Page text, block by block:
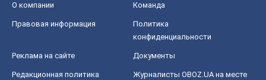
О компании Команда
Правовая информация
Политика
конфиденциальности
Реклама на сайте Документы
Редакционная политика
Журналисты OBOZ.UA на месте